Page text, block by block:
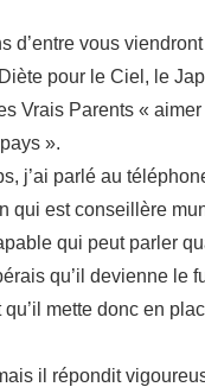
d’entre vous
pour le Ciel, le
Vrais Parents «
».
j’ai parlé au
qui est conseillère
qui peut parler
qu’il devienne le
mette donc en
il répondit